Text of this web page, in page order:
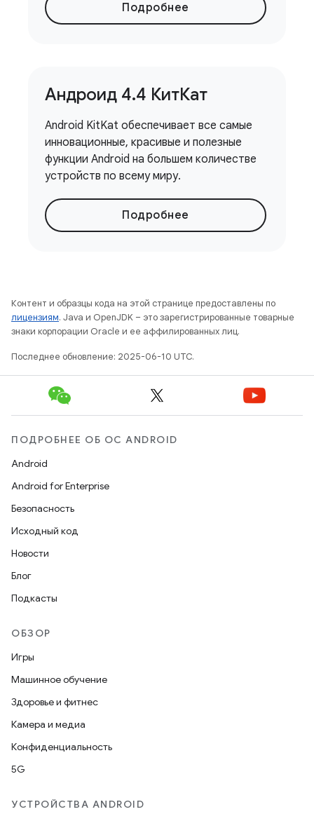
Подробнее
Андроид 4.4 КитКат
Android KitKat обеспечивает все самые
инновационные, красивые и полезные
функции Android на большем количестве
устройств по всему миру.
Подробнее
Контент и образцы кода на этой странице предоставлены по
лицензиям. Java и OpenJDK – это зарегистрированные товарные
знаки корпорации Oracle и ее аффилированных лиц.
Последнее обновление: 2025-06-10 UTC.
ПОДРОБНЕЕ ОБ ОС ANDROID
Android
Android for Enterprise
Безопасность
Исходный код
Новости
Блог
Подкасты
ОБЗОР
Игры
Машинное обучение
Здоровье и фитнес
Камера и медиа
Конфиденциальность
5G
УСТРОЙСТВА ANDROID